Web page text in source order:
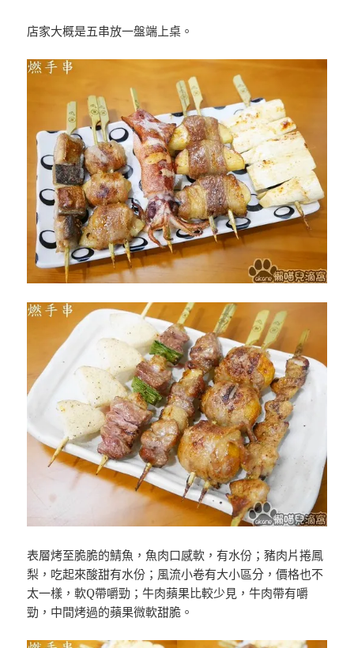
店家大概是五串放一盤端上桌。
表層烤至脆脆的鯖魚，魚肉口感軟，有水份；豬肉片捲鳳
梨，吃起來酸甜有水份；風流小卷有大小區分，價格也不
太一樣，軟Q帶嚼勁；牛肉蘋果比較少見，牛肉帶有嚼
勁，中間烤過的蘋果微軟甜脆。